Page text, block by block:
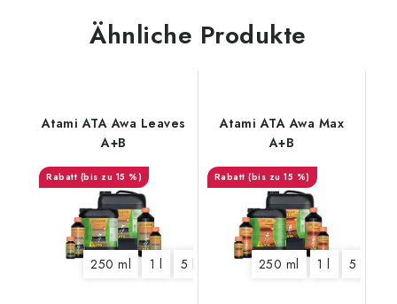
Ähnliche Produkte
Atami ATA Awa Leaves
A+B
(bis zu 15 %)
250 ml 1 l 5 l 10 l
Atami ATA Awa Max
A+B
(bis zu 15 %)
250 ml 1 l 5 l